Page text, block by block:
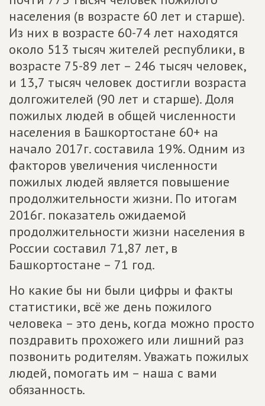
населения (в возрасте 60 лет и старше).
Из них в возрасте 60-74 лет находятся
около 513 тысяч жителей республики, в
возрасте 75-89 лет – 246 тысяч человек,
и 13,7 тысяч человек достигли возраста
долгожителей (90 лет и старше). Доля
пожилых людей в общей численности
населения в Башкортостане 60+ на
начало 2017г. составила 19%. Одним из
факторов увеличения численности
пожилых людей является повышение
продолжительности жизни. По итогам
2016г. показатель ожидаемой
продолжительности жизни населения в
России составил 71,87 лет, в
Башкортостане – 71 год.
Но какие бы ни были цифры и факты
статистики, всё же день пожилого
человека – это день, когда можно просто
поздравить прохожего или лишний раз
позвонить родителям. Уважать пожилых
людей, помогать им – наша с вами
обязанность.